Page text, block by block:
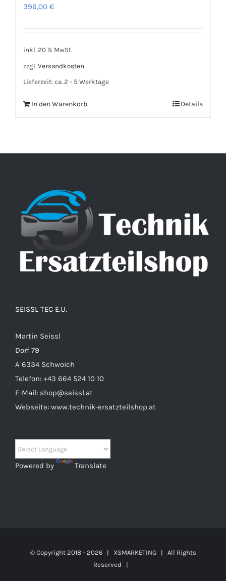
396,00 €
inkl. 20 % MwSt.
zzgl. Versandkosten
Lieferzeit: ca. 2 - 5 Werktage
In den Warenkorb Details
SEISSL TEC E.U.
Martin Seissl
Dorf 79
A 6334 Schwoich
Telefon: +43 664 524 10 10
E-Mail: shop@seissl.at
Webseite: www.technik-ersatzteilshop.at
Powered by Translate
© Copyright 2018 - 2026 | XSMARKETING| All Rights
Reserved |